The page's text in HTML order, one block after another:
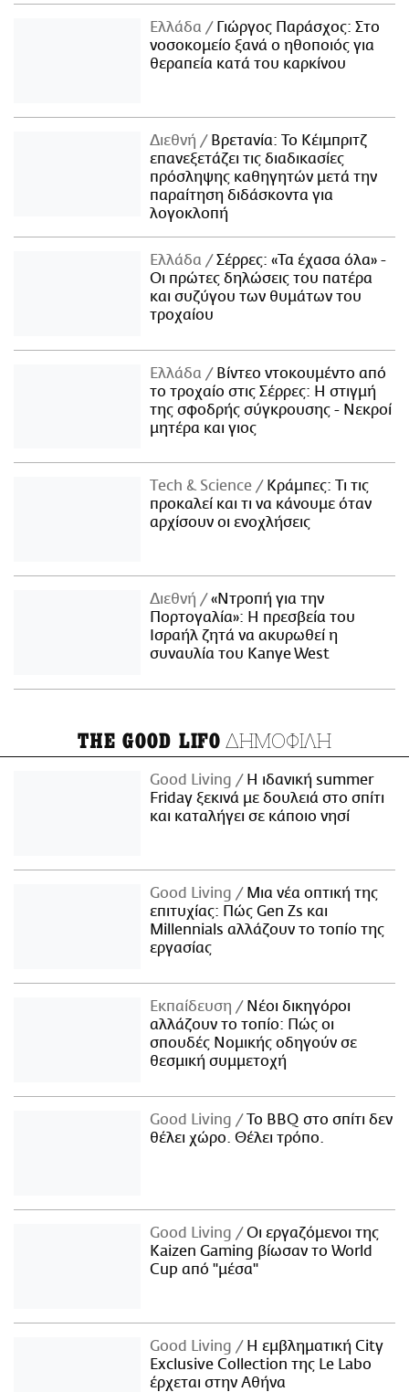
Ελλάδα
Γιώργος Παράσχος: Στο
νοσοκομείο ξανά ο ηθοποιός για
θεραπεία κατά του καρκίνου
Διεθνή
Βρετανία: Το Κέιμπριτζ
επανεξετάζει τις διαδικασίες
πρόσληψης καθηγητών μετά την
παραίτηση διδάσκοντα για
λογοκλοπή
Ελλάδα
Σέρρες: «Τα έχασα όλα» -
Οι πρώτες δηλώσεις του πατέρα
και συζύγου των θυμάτων του
τροχαίου
Ελλάδα
Βίντεο ντοκουμέντο από
το τροχαίο στις Σέρρες: Η στιγμή
της σφοδρής σύγκρουσης - Νεκροί
μητέρα και γιος
Τech & Science
Κράμπες: Τι τις
προκαλεί και τι να κάνουμε όταν
αρχίσουν οι ενοχλήσεις
Διεθνή
«Ντροπή για την
Πορτογαλία»: Η πρεσβεία του
Ισραήλ ζητά να ακυρωθεί η
συναυλία του Kanye West
THE GOOD LIFO ΔΗΜΟΦΙΛΗ
Good Living
Η ιδανική summer
Friday ξεκινά με δουλειά στο σπίτι
και καταλήγει σε κάποιο νησί
Good Living
Μια νέα οπτική της
επιτυχίας: Πώς Gen Zs και
Millennials αλλάζουν το τοπίο της
εργασίας
Εκπαίδευση
Νέοι δικηγόροι
αλλάζουν το τοπίο: Πώς οι
σπουδές Νομικής οδηγούν σε
θεσμική συμμετοχή
Good Living
Το BBQ στο σπίτι δεν
θέλει χώρο. Θέλει τρόπο.
Good Living
Οι εργαζόμενοι της
Kaizen Gaming βίωσαν το World
Cup από "μέσα"
Good Living
Η εμβληματική City
Exclusive Collection της Le Labo
έρχεται στην Αθήνα